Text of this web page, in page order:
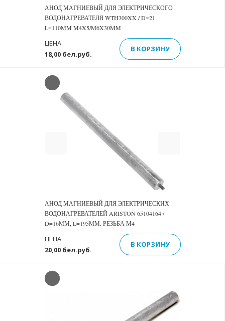
АНОД МАГНИЕВЫЙ ДЛЯ ЭЛЕКТРИЧЕСКОГО
ВОДОНАГРЕВАТЕЛЯ WTH300XX / D=21
L=110MM M4X5/M6X30MM
18,00 бел.руб.
ЦЕНА
В КОРЗИНУ
АНОД МАГНИЕВЫЙ ДЛЯ ЭЛЕКТРИЧЕСКИХ
ВОДОНАГРЕВАТЕЛЕЙ ARISTON 65104164 /
D=16ММ, L=195ММ. РЕЗЬБА М4
20,00 бел.руб.
ЦЕНА
В КОРЗИНУ